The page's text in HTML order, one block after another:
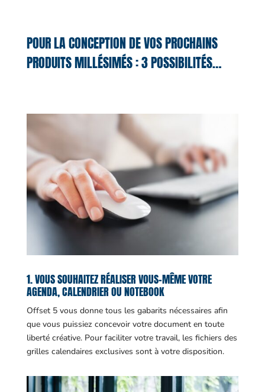
POUR LA CONCEPTION DE VOS PROCHAINS
PRODUITS MILLÉSIMÉS : 3 POSSIBILITÉS…
1. VOUS SOUHAITEZ RÉALISER VOUS-MÊME VOTRE
AGENDA, CALENDRIER OU NOTEBOOK
Offset 5 vous donne tous les gabarits nécessaires afin
que vous puissiez concevoir votre document en toute
liberté créative. Pour faciliter votre travail, les fichiers des
grilles calendaires exclusives sont à votre disposition.